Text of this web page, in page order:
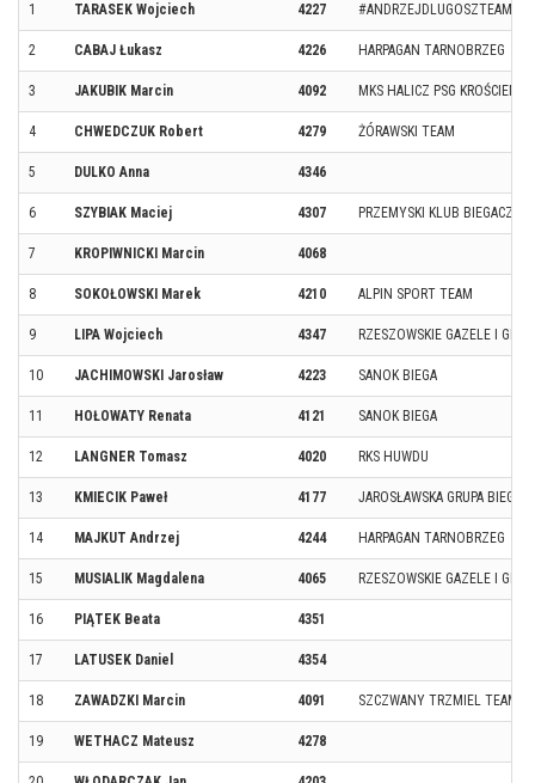
1 TARASEK Wojciech 4227 #ANDRZEJDLUGOSZTEAM
2 CABAJ Łukasz 4226 HARPAGAN TARNOBRZEG
3 JAKUBIK Marcin 4092 MKS HALICZ PSG KROŚCIENKO
4 CHWEDCZUK Robert 4279 ŻÓRAWSKI TEAM
5 DULKO Anna 4346
6 SZYBIAK Maciej 4307 PRZEMYSKI KLUB BIEGACZA
7 KROPIWNICKI Marcin 4068
8 SOKOŁOWSKI Marek 4210 ALPIN SPORT TEAM
9 LIPA Wojciech 4347 RZESZOWSKIE GAZELE I
10 JACHIMOWSKI Jarosław 4223 SANOK BIEGA
11 HOŁOWATY Renata 4121 SANOK BIEGA
12 LANGNER Tomasz 4020 RKS HUWDU
13 KMIECIK Paweł 4177 JAROSŁAWSKA GRUPA
14 MAJKUT Andrzej 4244 HARPAGAN TARNOBRZEG
15 MUSIALIK Magdalena 4065 RZESZOWSKIE GAZELE I
16 PIĄTEK Beata 4351
17 LATUSEK Daniel 4354
18 ZAWADZKI Marcin 4091 SZCZWANY TRZMIEL TEAM
19 WETHACZ Mateusz 4278